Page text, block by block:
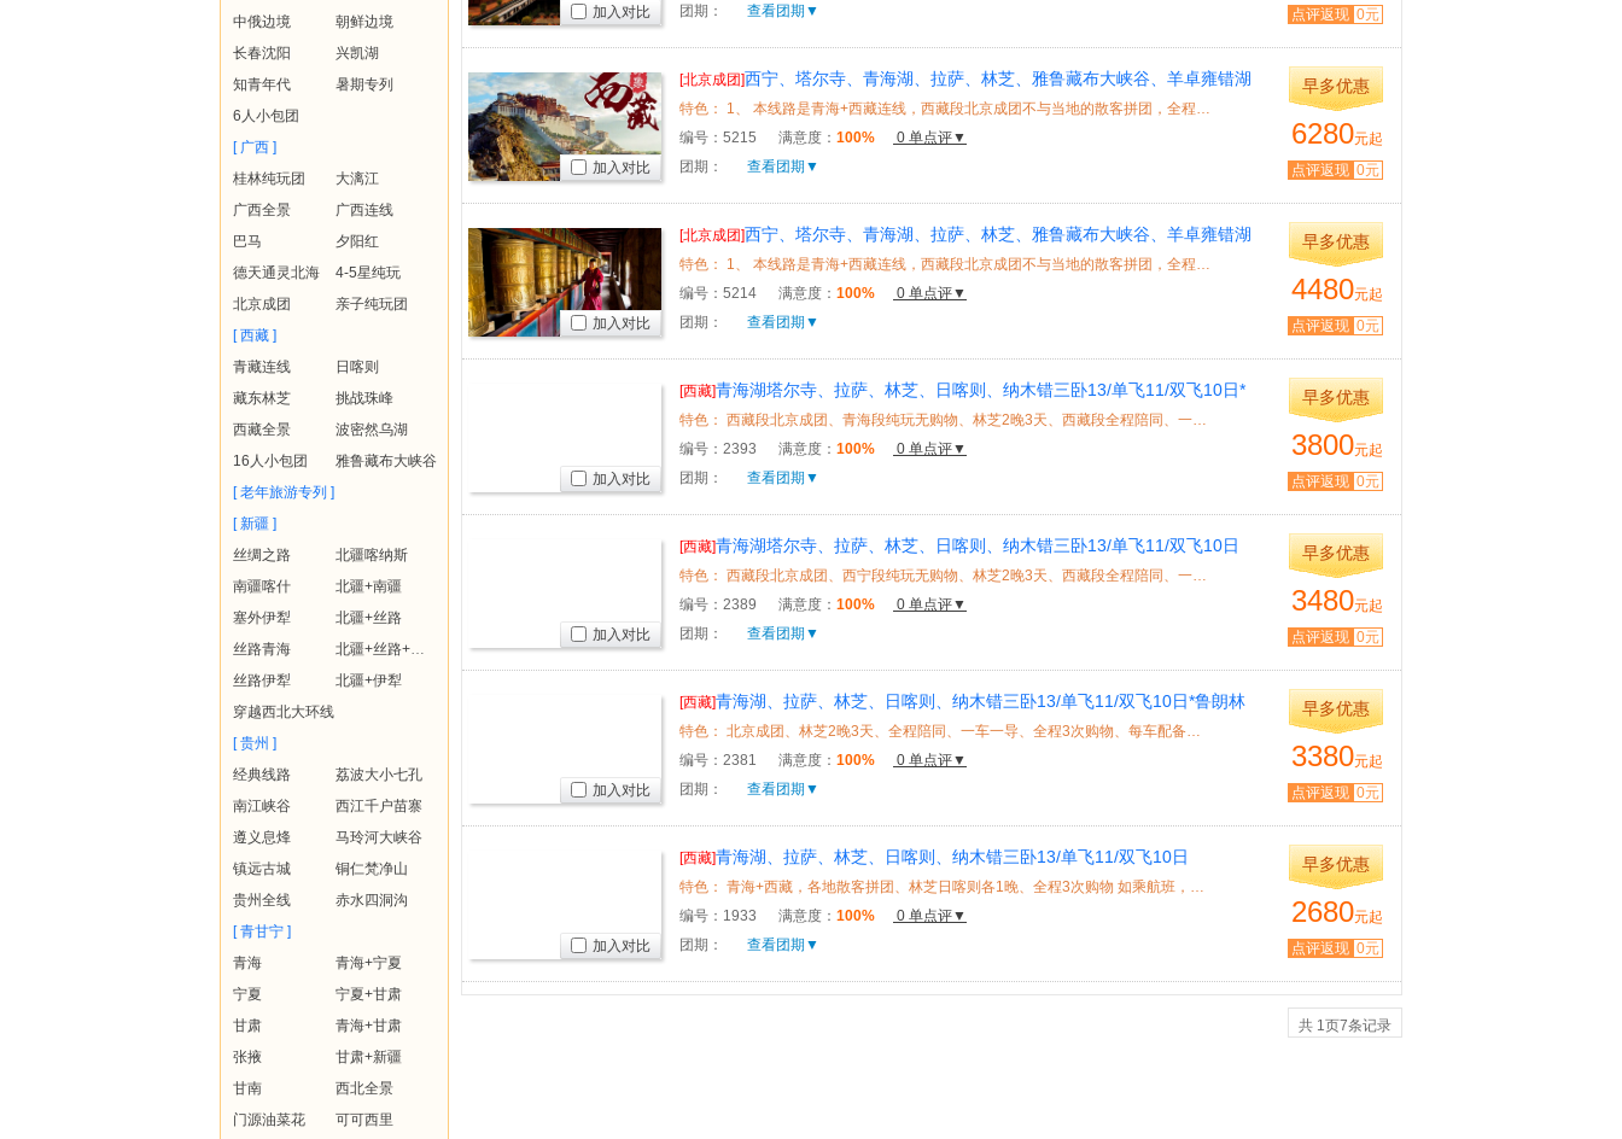
中俄边境
朝鲜边境
长春沈阳
兴凯湖
知青年代
暑期专列
6人小包团
[ 广西 ]
桂林纯玩团
大漓江
广西全景
广西连线
巴马
夕阳红
德天通灵北海
4-5星纯玩
北京成团
亲子纯玩团
[ 西藏 ]
青藏连线
日喀则
藏东林芝
挑战珠峰
西藏全景
波密然乌湖
16人小包团
雅鲁藏布大峡谷
[ 老年旅游专列 ]
[ 新疆 ]
丝绸之路
北疆喀纳斯
南疆喀什
北疆+南疆
塞外伊犁
北疆+丝路
丝路青海
北疆+丝路+青海
丝路伊犁
北疆+伊犁
穿越西北大环线
[ 贵州 ]
经典线路
荔波大小七孔
南江峡谷
西江千户苗寨
遵义息烽
马玲河大峡谷
镇远古城
铜仁梵净山
贵州全线
赤水四洞沟
[ 青甘宁 ]
青海
青海+宁夏
宁夏
宁夏+甘肃
甘肃
青海+甘肃
张掖
甘肃+新疆
甘南
西北全景
门源油菜花
可可西里
团期：
查看团期▼
点评返现 0元
加入对比
[北京成团]西宁、塔尔寺、青海湖、拉萨、林芝、雅鲁藏布大峡谷、羊卓雍错湖
2卧1飞10日
特色： 1、 本线路是青海+西藏连线，西藏段北京成团不与当地的散客拼团，全程一车...
编号： 5215 满意度： 100%
0 单点评▼
团期：
查看团期▼
早多优惠
6280元起
点评返现 0元
加入对比
[北京成团]西宁、塔尔寺、青海湖、拉萨、林芝、雅鲁藏布大峡谷、羊卓雍错湖
三卧12日
特色： 1、 本线路是青海+西藏连线，西藏段北京成团不与当地的散客拼团，全程一车...
编号： 5214 满意度： 100%
0 单点评▼
团期：
查看团期▼
早多优惠
4480元起
点评返现 0元
加入对比
[西藏]青海湖塔尔寺、拉萨、林芝、日喀则、纳木错三卧13/单飞11/双飞10日*
鲁朗林海*
特色： 西藏段北京成团、青海段纯玩无购物、林芝2晚3天、西藏段全程陪同、一车一导...
编号： 2393 满意度： 100%
0 单点评▼
团期：
查看团期▼
早多优惠
3800元起
点评返现 0元
加入对比
[西藏]青海湖塔尔寺、拉萨、林芝、日喀则、纳木错三卧13/单飞11/双飞10日
特色： 西藏段北京成团、西宁段纯玩无购物、林芝2晚3天、西藏段全程陪同、一车一导...
编号： 2389 满意度： 100%
0 单点评▼
团期：
查看团期▼
早多优惠
3480元起
点评返现 0元
加入对比
[西藏]青海湖、拉萨、林芝、日喀则、纳木错三卧13/单飞11/双飞10日*鲁朗林
海*
特色： 北京成团、林芝2晚3天、全程陪同、一车一导、全程3次购物、每车配备氧气 ★...
编号： 2381 满意度： 100%
0 单点评▼
团期：
查看团期▼
早多优惠
3380元起
点评返现 0元
加入对比
[西藏]青海湖、拉萨、林芝、日喀则、纳木错三卧13/单飞11/双飞10日
特色： 青海+西藏，各地散客拼团、林芝日喀则各1晚、全程3次购物 如乘航班，请提供...
编号： 1933 满意度： 100%
0 单点评▼
团期：
查看团期▼
早多优惠
2680元起
点评返现 0元
加入对比
共 1页7条记录